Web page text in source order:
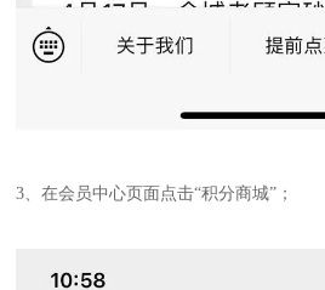
3、在会员中心页面点击“积分商城”；